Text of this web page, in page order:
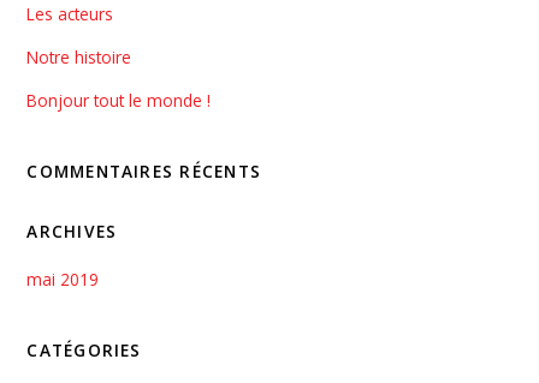
Les acteurs
Notre histoire
Bonjour tout le monde !
COMMENTAIRES RÉCENTS
ARCHIVES
mai 2019
CATÉGORIES